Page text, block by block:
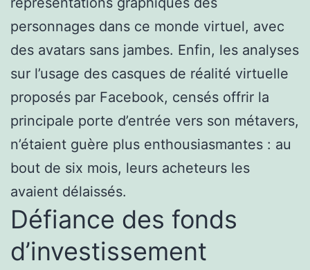
personnages dans ce monde virtuel, avec
des avatars sans jambes. Enfin, les analyses
sur l’usage des casques de réalité virtuelle
proposés par Facebook, censés offrir la
principale porte d’entrée vers son métavers,
n’étaient guère plus enthousiasmantes : au
bout de six mois, leurs acheteurs les
avaient délaissés.
Défiance des fonds
d’investissement